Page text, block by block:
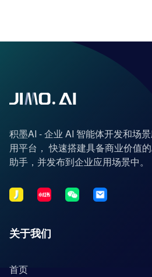
积墨AI - 企业 AI 智能体开发和场
用平台， 快速搭建具备商业价值
助手，并发布到企业应用场景中。
关于我们
首页